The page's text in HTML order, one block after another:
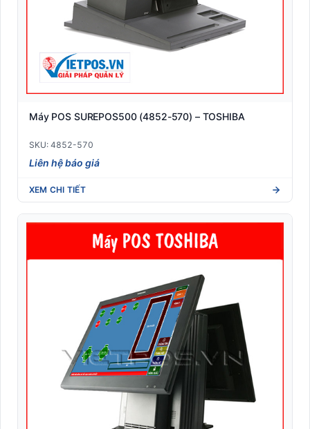
Máy POS SUREPOS500 (4852-570) – TOSHIBA
SKU: 4852-570
Liên hệ báo giá
XEM CHI TIẾT